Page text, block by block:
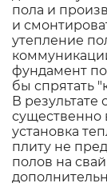
пола и
и
утепление
фундамент
бы спрятать
В результате
существенно
установка
плиту не
полов на